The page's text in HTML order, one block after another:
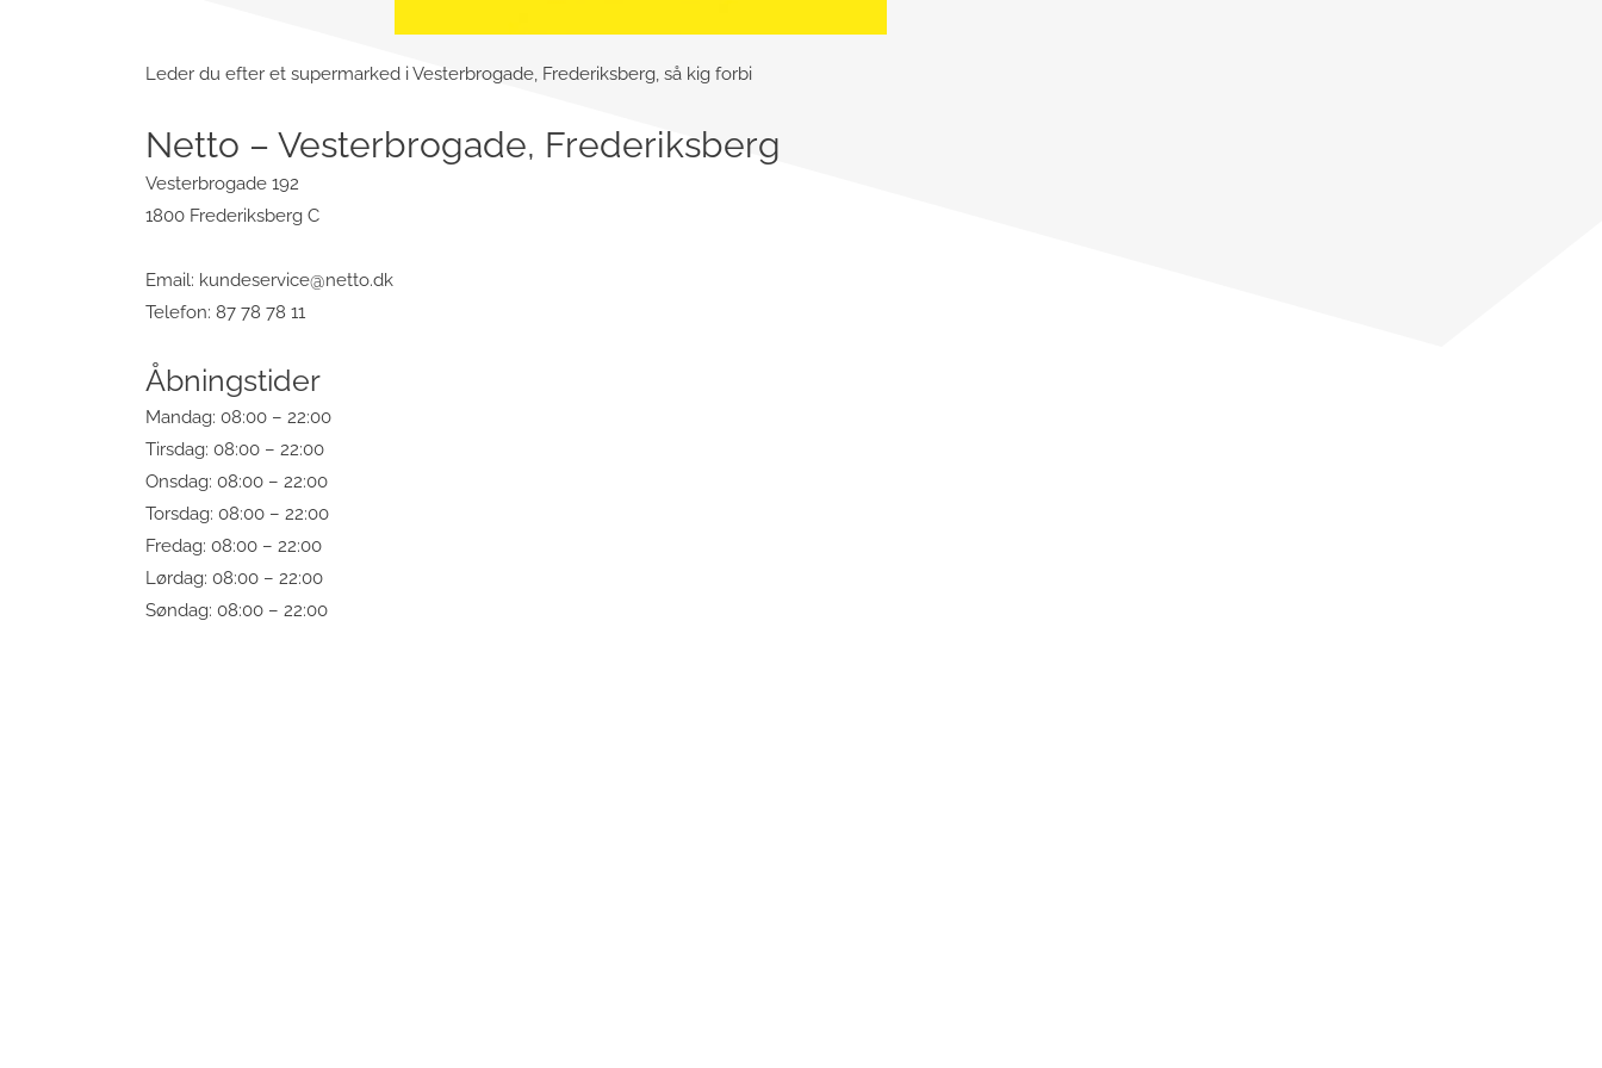
Leder du efter et supermarked i Vesterbrogade, Frederiksberg, så kig forbi
Netto – Vesterbrogade, Frederiksberg
Vesterbrogade 192
1800 Frederiksberg C
Email: kundeservice@netto.dk
Telefon: 87 78 78 11
Åbningstider
Mandag: 08:00 – 22:00
Tirsdag: 08:00 – 22:00
Onsdag: 08:00 – 22:00
Torsdag: 08:00 – 22:00
Fredag: 08:00 – 22:00
Lørdag: 08:00 – 22:00
Søndag: 08:00 – 22:00